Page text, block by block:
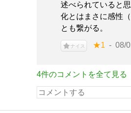
述べられていると
化とはまさに感性
とも繋がる。
ナイス ★1 08/
4件のコメントを全て見る